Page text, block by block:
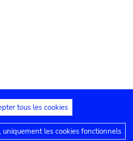
Mentions juridiques
tous les cookies
uniquement les cookies fonctionnels